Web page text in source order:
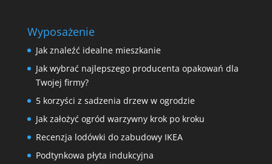
Wyposażenie
Jak znaleźć idealne mieszkanie
Jak wybrać najlepszego producenta opakowań dla
Twojej firmy?
5 korzyści z sadzenia drzew w ogrodzie
Jak założyć ogród warzywny krok po kroku
Recenzja lodówki do zabudowy IKEA
Podtynkowa płyta indukcyjna